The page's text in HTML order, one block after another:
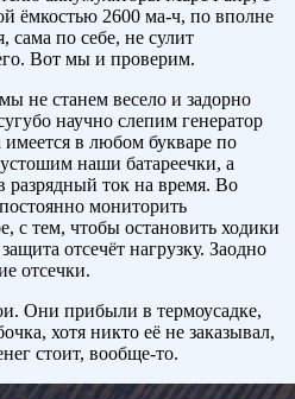
ёмкостью 2600 ма-ч, по вполне
сама по себе, не сулит
Вот мы и проверим.
не станем весело и задорно
научно слепим генератор
имеется в любом букваре по
наши батареечки, а
ток на время. Во
мониторить
с тем, чтобы остановить ходики
отсечёт нагрузку. Заодно
отсечки.
Они прибыли в термоусадке,
хотя никто её не заказывал,
стоит, вообще-то.